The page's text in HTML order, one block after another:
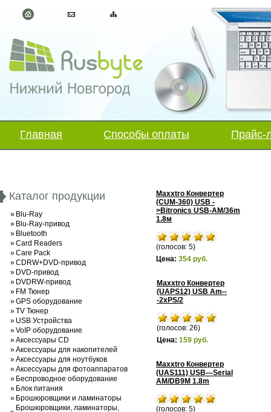
Главная Способы оплаты Прайс-
Каталог продукции
» Blu-Ray
» Blu-Ray-привод
» Bluetooth
»Card Readers
»Care Pack
»CDRW+DVD-привод
» DVD-привод
» DVDRW-привод
» FM Тюнер
»GPS оборудование
»TV Тюнер
» USB Устройства
»VoIP оборудование
»Аксессуары CD
»Аксессуары для накопителей
»Аксессуары для ноутбуков
»Аксессуары для фотоаппаратов
» Беспроводное оборудование
» Блок питания
» Брошюровщики и ламинаторы
Брошюровщики, ламинаторы,
Maxxtro Конвертер
(CUM-360) USB -
>Bitronics USB-AM/36m
1.8м
(голосов: 5)
Цена: 354 руб.
Maxxtro Конвертер
(UAPS12) USB Am--
-2xPS/2
(голосов: 26)
Цена: 159 руб.
Maxxtro Конвертер
(UAS111) USB---Serial
AM/DB9M 1.8m
(голосов: 5)